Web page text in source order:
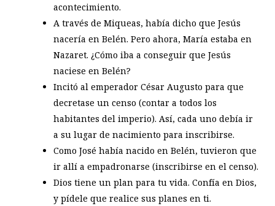
acontecimiento.
A través de Miqueas, había dicho que Jesús
nacería en Belén. Pero ahora, María estaba en
Nazaret. ¿Cómo iba a conseguir que Jesús
naciese en Belén?
Incitó al emperador César Augusto para que
decretase un censo (contar a todos los
habitantes del imperio). Así, cada uno debía ir
a su lugar de nacimiento para inscribirse.
Como José había nacido en Belén, tuvieron que
ir allí a empadronarse (inscribirse en el censo).
Dios tiene un plan para tu vida. Confía en Dios,
y pídele que realice sus planes en ti.